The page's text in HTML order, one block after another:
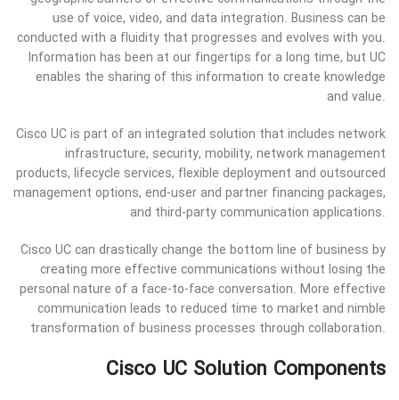
use of voice, video, and data integration. Business can be
conducted with a fluidity that progresses and evolves with you.
Information has been at our fingertips for a long time, but UC
enables the sharing of this information to create knowledge
and value.
Cisco UC is part of an integrated solution that includes network
infrastructure, security, mobility, network management
products, lifecycle services, flexible deployment and outsourced
management options, end-user and partner financing packages,
and third-party communication applications.
Cisco UC can drastically change the bottom line of business by
creating more effective communications without losing the
personal nature of a face-to-face conversation. More effective
communication leads to reduced time to market and nimble
transformation of business processes through collaboration.
Cisco UC Solution Components